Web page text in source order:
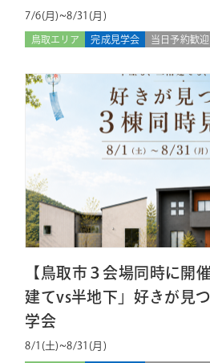
7/6(月)~8/31(月)
鳥取エリア 完成見学会 当日予約歓迎
【鳥取市３会場同時に開
建てvs半地下」好きが見
学会
8/1(土)~8/31(月)